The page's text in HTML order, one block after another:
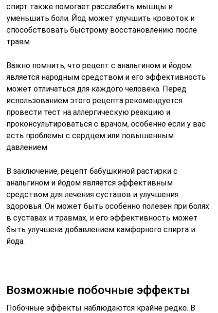
спирт также помогает расслабить мышцы и
уменьшить боли. Йод может улучшить кровоток и
способствовать быстрому восстановлению после
травм.
Важно помнить, что рецепт с анальгином и йодом
является народным средством и его эффективность
может отличаться для каждого человека. Перед
использованием этого рецепта рекомендуется
провести тест на аллергическую реакцию и
проконсультироваться с врачом, особенно если у вас
есть проблемы с сердцем или повышенным
давлением
В заключение, рецепт бабушкиной растирки с
анальгином и йодом является эффективным
средством для лечения суставов и улучшения
здоровья. Он может быть особенно полезен при болях
в суставах и травмах, и его эффективность может
быть улучшена добавлением камфорного спирта и
йода.
Возможные побочные эффекты
Побочные эффекты наблюдаются крайне редко. В